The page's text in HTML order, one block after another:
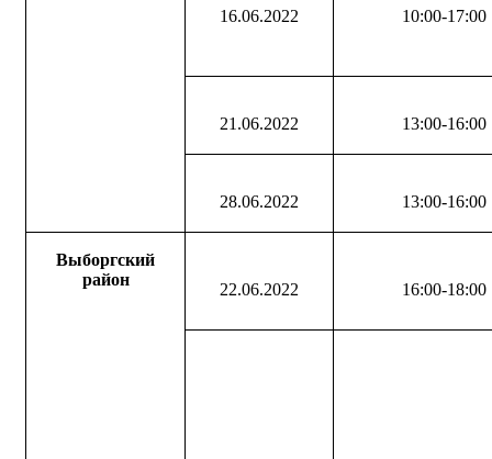
16.06.2022 10:00-17:00
21.06.2022 13:00-16:00
28.06.2022 13:00-16:00
Выборгский
район
22.06.2022 16:00-18:00